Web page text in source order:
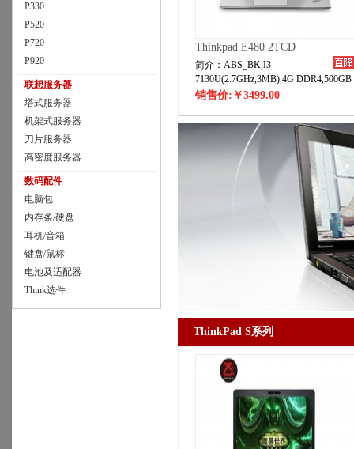
P330
P520
P720
P920
联想服务器
塔式服务器
机架式服务器
刀片服务器
高密度服务器
数码配件
电脑包
内存条/硬盘
耳机/音箱
键盘/鼠标
电池及适配器
Think选件
Thinkpad E480 2TCD
简介：ABS_BK,I3-
7130U(2.7GHz,3MB),4G DDR4,500GB
7200rpm，IGPU，HD,3Cell_45WH,No
销售价: ￥3499.00
ThinkPad S系列